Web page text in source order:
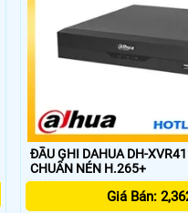
ĐẦU GHI DAHUA DH-
CHUẨN NÉN H.265+
Giá Bán: